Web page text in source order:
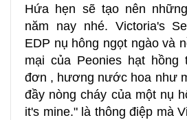
Hứa hẹn sẽ tạo nên
năm nay nhé. Victoria's
EDP nụ hông ngọt ngào và
mại của Peonies hạt hồng
đơn , hương nước hoa như
đầy nòng cháy của một nụ
it's mine." là thông điệp mà